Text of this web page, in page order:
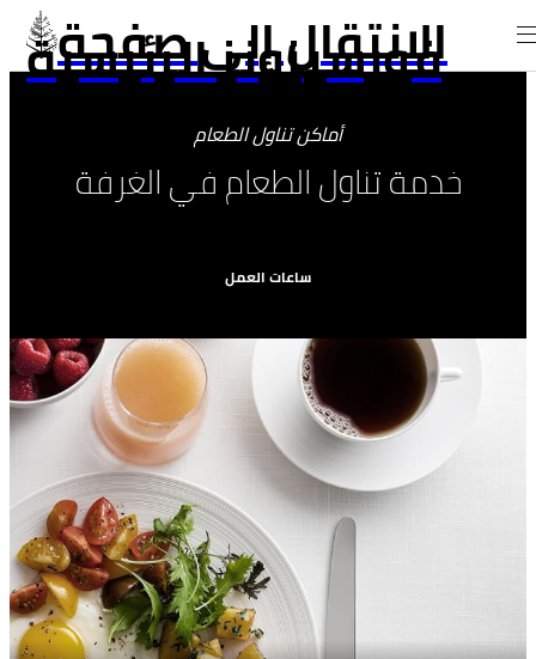
الانتقال إلى صفحة
فورسيزونز الرئيسية
أماكن تناول الطعام
خدمة تناول الطعام في الغرفة
ساعات العمل